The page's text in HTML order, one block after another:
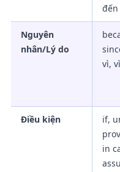
đến
Nguyên
nhân/Lý do
vì,
Điều kiện
if,
in